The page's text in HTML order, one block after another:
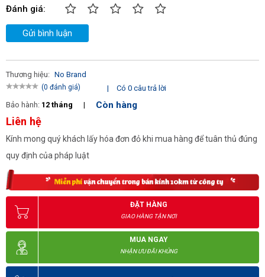
Đánh giá:
Gửi bình luận
Thương hiệu: No Brand
(0 đánh giá) |
Có 0 câu trả lời
Bảo hành: 12 tháng | Còn hàng
Liên hệ
Kính mong quý khách lấy hóa đơn đỏ khi mua hàng để tuân thủ đúng
quy định của pháp luật
ĐẶT HÀNG
GIAO HÀNG TẬN NƠI
MUA NGAY
NHẬN ƯU ĐÃI KHỦNG